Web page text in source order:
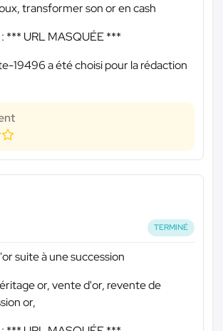
transformer son or en cash
*** URL MASQUÉE ***
19496 a été choisi pour la rédaction
TERMINÉ
suite à une succession
or, vente d'or, revente de
or,